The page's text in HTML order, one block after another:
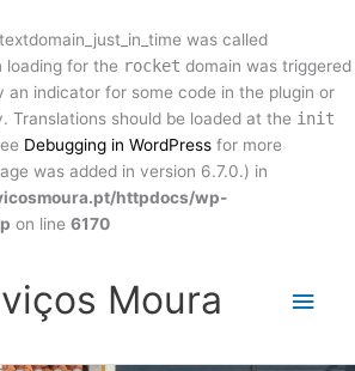
was called
loading for the rocket domain was triggered
an indicator for some code in the plugin or
Translations should be loaded at the init
Debugging in WordPress for more
was added in version 6.7.0.) in
httpdocs/wp-
on line 6170
Moura